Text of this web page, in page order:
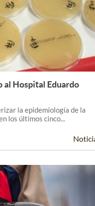
Leer Más +
Hospital Eduardo
la epidemiología de la
los últimos cinco...